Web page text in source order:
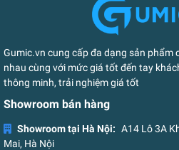
Gumic.vn cung cấp đa dạng sản phẩm
nhau cùng với mức giá tốt đến tay
thông minh, trải nghiệm giá tốt
Showroom bán hàng
Showroom tại Hà Nội: A14 Lô 3A
Mai, Hà Nội